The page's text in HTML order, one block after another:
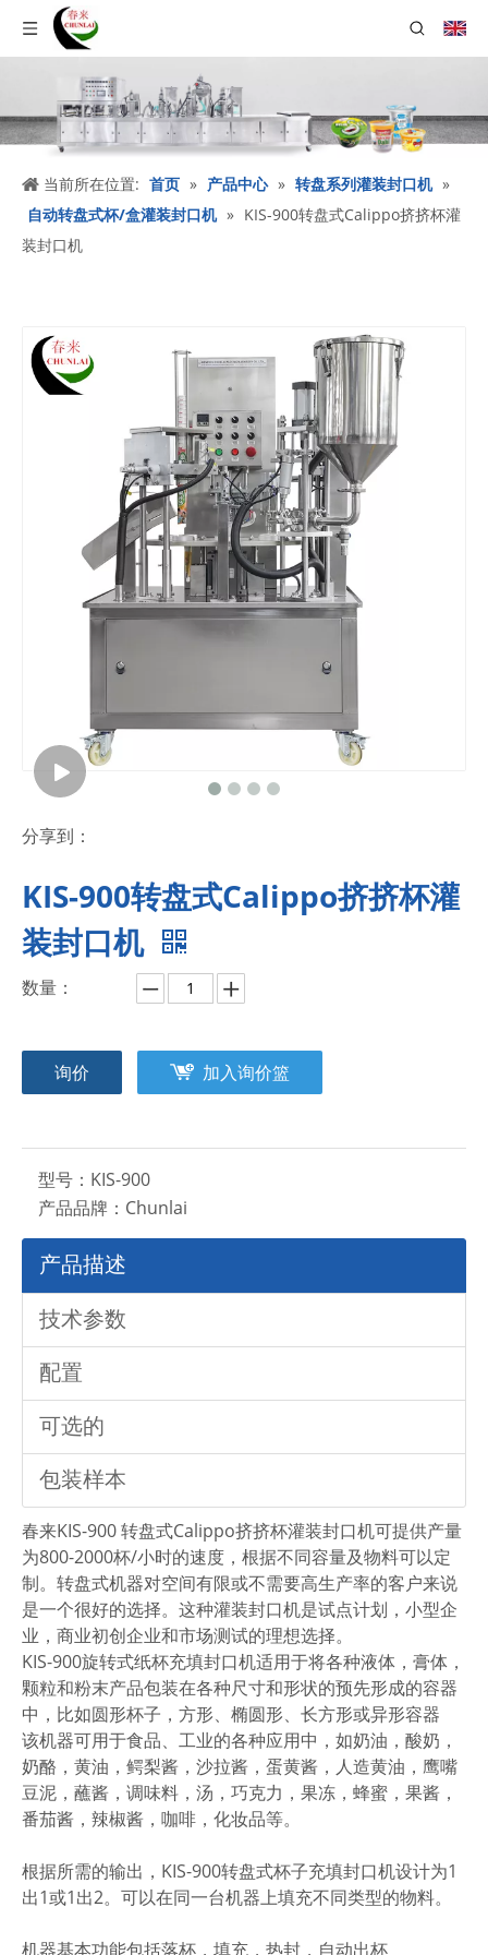
当前所在位置: 首页 » 产品中心 » 转盘系列灌装封口机 »
自动转盘式杯/盒灌装封口机 » KIS-900转盘式Calippo挤挤杯灌
装封口机
分享到：
KIS-900转盘式Calippo挤挤杯灌
装封口机
数量：
询价 加入询价篮
型号： KIS-900
产品品牌： Chunlai
产品描述
技术参数
配置
可选的
包装样本
春来KIS-900 转盘式Calippo挤挤杯灌装封口机可提供产量
为800-2000杯/小时的速度，根据不同容量及物料可以定
制。转盘式机器对空间有限或不需要高生产率的客户来说
是一个很好的选择。这种灌装封口机是试点计划，小型企
业，商业初创企业和市场测试的理想选择。
KIS-900旋转式纸杯充填封口机适用于将各种液体，膏体，
颗粒和粉末产品包装在各种尺寸和形状的预先形成的容器
中，比如圆形杯子，方形、椭圆形、长方形或异形容器
该机器可用于食品、工业的各种应用中，如奶油，酸奶，
奶酪，黄油，鳄梨酱，沙拉酱，蛋黄酱，人造黄油，鹰嘴
豆泥，蘸酱，调味料，汤，巧克力，果冻，蜂蜜，果酱，
番茄酱，辣椒酱，咖啡，化妆品等。
根据所需的输出，KIS-900转盘式杯子充填封口机设计为1
出1或1出2。可以在同一台机器上填充不同类型的物料。
机器基本功能包括落杯，填充，热封，自动出杯